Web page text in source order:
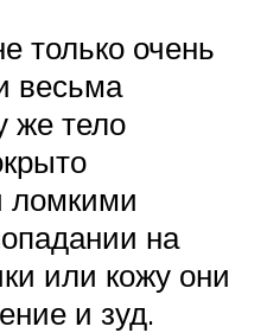
только очень
весьма
же тело
ломкими
на
или кожу они
и зуд.